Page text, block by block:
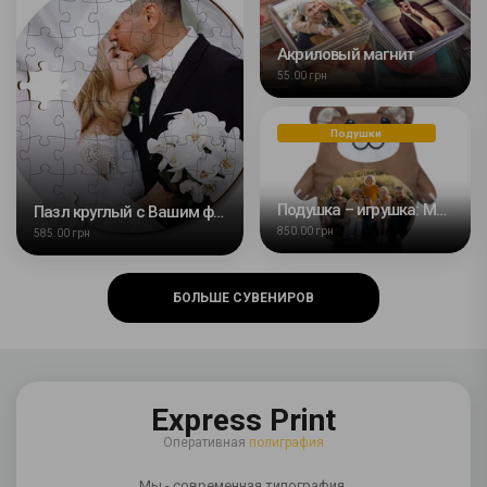
Пазл круглый с Вашим фото
585.00 грн
Акриловый магнит
55.00 грн
Подушки
Подушка – игрушка: Медведь с Вашим дизайном
850.00 грн
БОЛЬШЕ СУВЕНИРОВ
Express Print
Оперативная полиграфия